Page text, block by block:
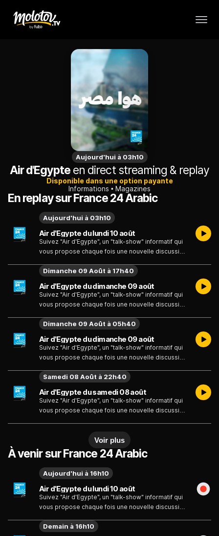
Aujourd'hui à 03h10
Air d'Egypteen direct streaming & replay
Disponible dans une option payante
Informations
Magazines
En replay sur France 24 Arabic
Air d'Egypte du lundi 10 août
Suivez "Air d'Egypte", un "talk-show" informatif qui
vous propose chaque fois une nouvelle discussion
invités.
Aujourd'hui à 03h10
Air d'Egypte du dimanche 09 août
Suivez "Air d'Egypte", un "talk-show" informatif qui
vous propose chaque fois une nouvelle discussion
invités.
Dimanche 09 Août à 17h40
Air d'Egypte du dimanche 09 août
Suivez "Air d'Egypte", un "talk-show" informatif qui
vous propose chaque fois une nouvelle discussion
invités.
Dimanche 09 Août à 05h40
Air d'Egypte du samedi 08 août
Suivez "Air d'Egypte", un "talk-show" informatif qui
vous propose chaque fois une nouvelle discussion
Samedi 08 Août à 22h40
Voir plus
À venir sur France 24 Arabic
Air d'Egypte du lundi 10 août
Suivez "Air d'Egypte", un "talk-show" informatif qui
vous propose chaque fois une nouvelle discussion
invités.
Aujourd'hui à 16h10
Demain à 16h10